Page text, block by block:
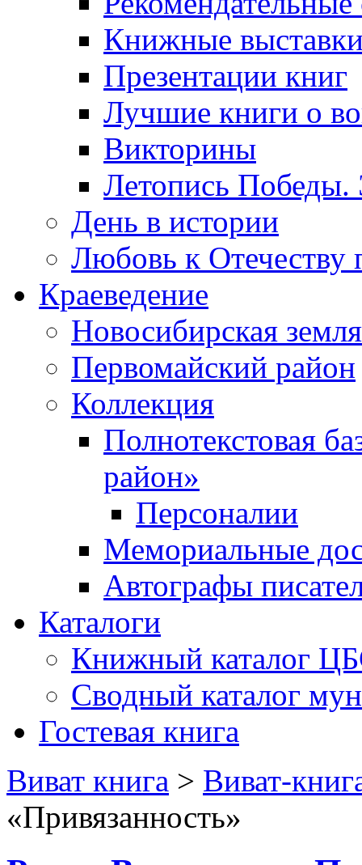
Книжные
Презентации книг
Лучшие книги о
Викторины
Летопись Победы.
День в истории
Любовь к Отечеству
Краеведение
Новосибирская земля
Первомайский район
Коллекция
Полнотекстовая
район»
Персоналии
Мемориальные
Автографы
Каталоги
Книжный каталог
Сводный каталог
Гостевая книга
Виват книга > Виват-
«Привязанность»